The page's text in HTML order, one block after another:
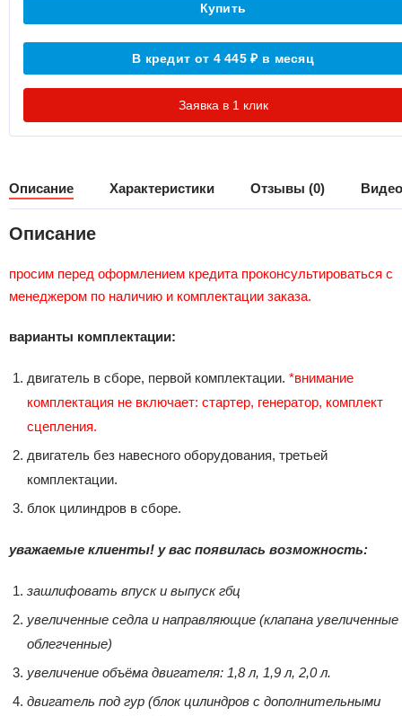
Купить
В кредит от 4 445₽в месяц
Заявка в 1 клик
Описание Характеристики Отзывы (0)
Описание
просим перед оформлением кредита проконсультироваться с
менеджером по наличию и комплектации заказа.
варианты комплектации:
двигатель в сборе, первой комплектации. *внимание
комплектация не включает: стартер, генератор, комплект
сцепления.
двигатель без навесного оборудования, третьей
комплектации.
блок цилиндров в сборе.
уважаемые клиенты! у вас появилась возможность:
зашлифовать впуск и выпуск гбц
увеличенные седла и направляющие (клапана увеличенные
облегченные)
увеличение объёма двигателя: 1,8 л, 1,9 л, 2,0 л.
двигатель под гур (блок цилиндров с дополнительными